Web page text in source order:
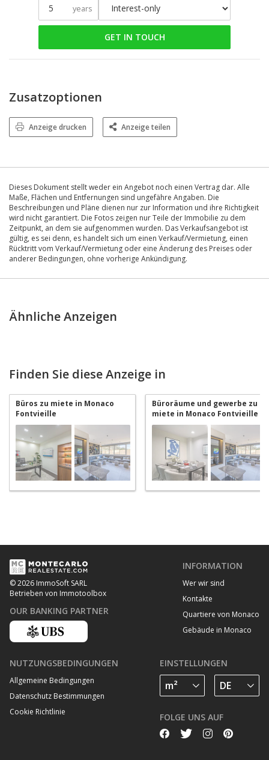
years
GET IN TOUCH
Zusatzoptionen
Anzeige drucken Anzeige teilen
Dieses Dokument stellt weder ein Angebot noch einen Vertrag dar. Alle
Maße, Flächen und Entfernungen sind ungefähre Angaben. Die
Beschreibungen und Pläne dienen nur zur Information und ihre Richtigkeit
wird nicht garantiert. Die Fotos zeigen nur Teile der Immobilie zu dem
Zeitpunkt, an dem sie aufgenommen wurden. Das Verkaufsangebot ist
gültig, es sei denn, es handelt sich um einen Verkauf/Vermietung, einen
Rücktritt vom Verkauf/Vermietung oder eine Änderung des Preises oder
anderer Bedingungen, ohne vorherige Ankündigung.
Ähnliche Anzeigen
Finden Sie diese Anzeige in
Büros zu miete in Monaco
Fontvieille
Büroräume und gewerbe zu
miete in Monaco Fontvieille
© 2026 ImmoSoft SARL
Betrieben von Immotoolbox
OUR BANKING PARTNER
INFORMATION
Wer wir sind
Kontakte
Quartiere von Monaco
Gebäude in Monaco
NUTZUNGSBEDINGUNGEN
Allgemeine Bedingungen
Datenschutz Bestimmungen
Cookie Richtlinie
EINSTELLUNGEN
FOLGE UNS AUF